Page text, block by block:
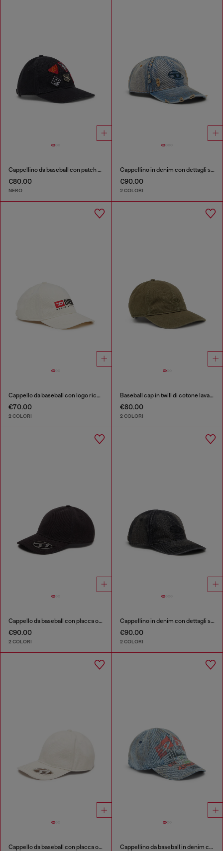
Cappellino da baseball con patch ricamati
€80.00
NERO
Cappellino in denim con dettagli sfrangiati e logo ricamato
€90.00
2 COLORI
Cappello da baseball con logo ricamato
€70.00
2 COLORI
Baseball cap in twill di cotone lavato
€80.00
2 COLORI
Cappello da baseball con placca oval D
€90.00
2 COLORI
Cappellino in denim con dettagli sfrangiati e logo ricamato
€90.00
2 COLORI
Cappello da baseball con placca oval D Cappellino da baseball in denim con grafiche concerti